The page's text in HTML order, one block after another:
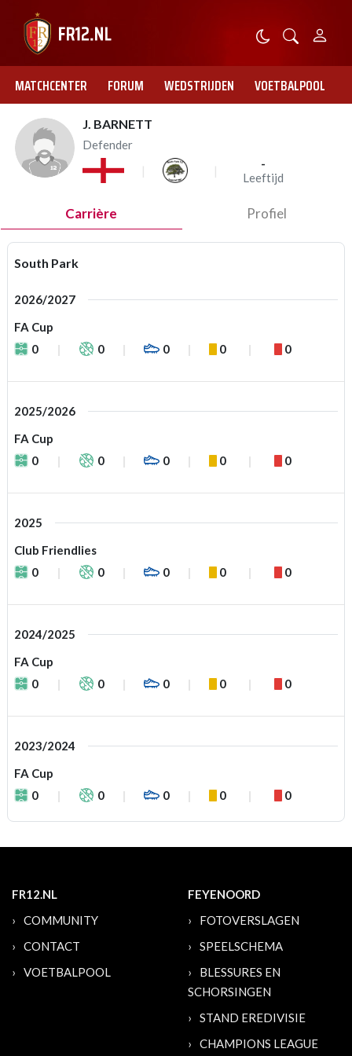
MATCHCENTER FORUM WEDSTRIJDEN VOETBALPOOL
J. BARNETT
Defender
-
Leeftijd
Carrière Profiel
South Park
2026/2027
FA Cup
0
0 0 0 0
2025/2026
FA Cup
0
0 0 0 0
2025
Club Friendlies
0
0 0 0 0
2024/2025
FA Cup
0
0 0 0 0
2023/2024
FA Cup
0
0 0 0 0
FR12.NL
COMMUNITY
CONTACT
VOETBALPOOL
FEYENOORD
FOTOVERSLAGEN
SPEELSCHEMA
BLESSURES EN
SCHORSINGEN
STAND EREDIVISIE
CHAMPIONS LEAGUE